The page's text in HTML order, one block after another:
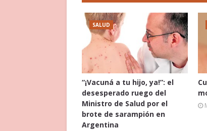
SALUD
“¡Vacuná a tu hijo, ya!”: el
desesperado ruego del
Ministro de Salud por el
brote de sarampión en
Argentina